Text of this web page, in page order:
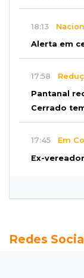
18:13
Alerta em
17:58
Pantanal
Cerrado
17:45 Em
Ex-
tiro na
Redes